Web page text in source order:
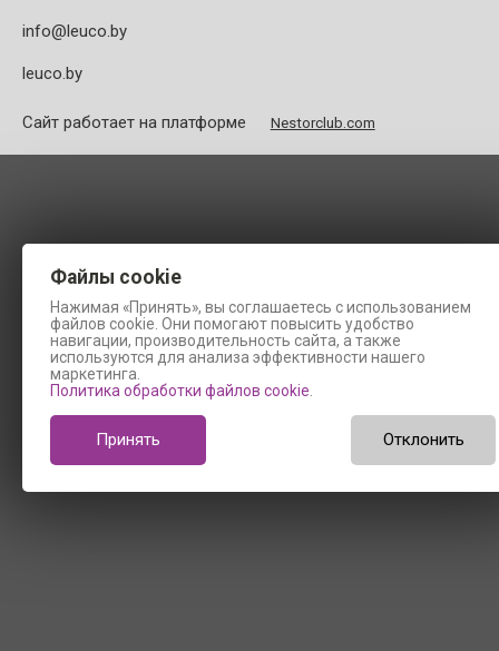
info@leuco.by
leuco.by
Сайт работает на платформе Nestorclub.com
Файлы cookie
Нажимая «Принять», вы соглашаетесь с использованием
файлов cookie. Они помогают повысить удобство
навигации, производительность сайта, а также
используются для анализа эффективности нашего
маркетинга.
Политика обработки файлов cookie.
Принять Отклонить